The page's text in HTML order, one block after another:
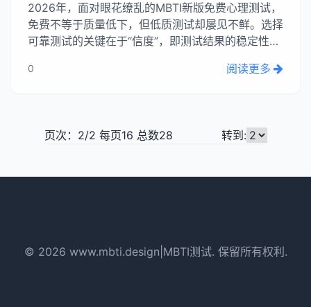
2026年，面对眼花缭乱的MBTI新版免费心理测试，
免费不等于质量低下，但低质测试却屡见不鲜。选择
可靠测试的关键在于“信度”，即测试结果的稳定性和
多，通过“题目冗余度”降低偶然误差。花哨页面和过
0 阅读更多
页次：2/2 每页16 总数28 转到:
© 2026 www.mbti.design|MBTI测试. 保留所有权利.